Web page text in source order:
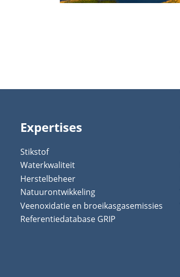
Expertises
Stikstof
Waterkwaliteit
Herstelbeheer
Natuurontwikkeling
Veenoxidatie en broeikasgasemissies
Referentiedatabase GRIP